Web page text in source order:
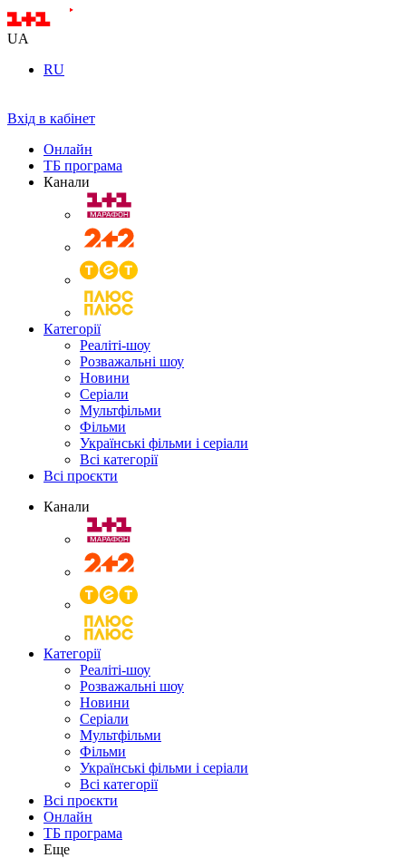
UA
RU
Вхід в кабінет
Онлайн
ТБ програма
Канали
Категорії
Реаліті-шоу
Розважальні шоу
Новини
Серіали
Мультфільми
Фільми
Українські фільми і серіали
Всі категорії
Всі проєкти
Канали
Категорії
Реаліті-шоу
Розважальні шоу
Новини
Серіали
Мультфільми
Фільми
Українські фільми і серіали
Всі категорії
Всі проєкти
Онлайн
ТБ програма
Еще